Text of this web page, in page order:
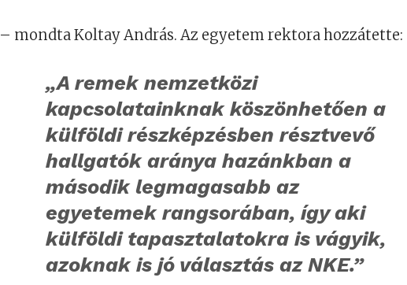
– mondta Koltay András. Az egyetem rektora hozzátette:
„A remek nemzetközi
kapcsolatainknak köszönhetően a
külföldi részképzésben résztvevő
hallgatók aránya hazánkban a
második legmagasabb az
egyetemek rangsorában, így aki
külföldi tapasztalatokra is vágyik,
azoknak is jó választás az NKE.”